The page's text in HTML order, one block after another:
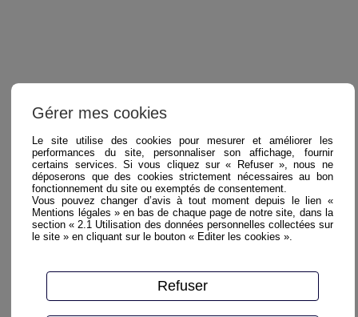
Gérer mes cookies
Le site utilise des cookies pour mesurer et améliorer les
performances du site, personnaliser son affichage, fournir
certains services. Si vous cliquez sur « Refuser », nous ne
déposerons que des cookies strictement nécessaires au bon
fonctionnement du site ou exemptés de consentement.
Vous pouvez changer d’avis à tout moment depuis le lien «
Mentions légales » en bas de chaque page de notre site, dans la
section « 2.1 Utilisation des données personnelles collectées sur
le site » en cliquant sur le bouton « Editer les cookies ».
Refuser